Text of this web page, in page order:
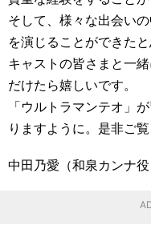
そして、様々な出会い
を演じることができたと
キャストの皆さまと一
だけたら嬉しいです。
「ウルトラマンテオ」
りますように。是非ご覧
中田乃愛（和泉カンナ役